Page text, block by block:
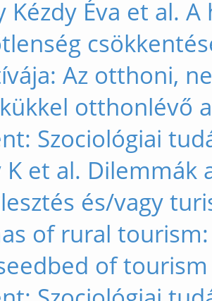
Kézdy Éva et al.
Az otthoni,
otthonlévő
Szociológiai
K et al. Dilemmák
és/vagy
of rural
of